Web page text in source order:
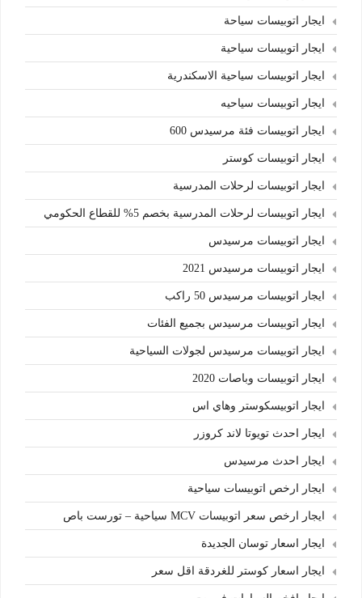
ايجار اتوبيسات سياحة
ايجار اتوبيسات سياحية
ايجار اتوبيسات سياحية الاسكندرية
ايجار اتوبيسات سياحيه
ايجار اتوبيسات فئة مرسيدس 600
ايجار اتوبيسات كوستر
ايجار اتوبيسات لرحلات المدرسية
ايجار اتوبيسات لرحلات المدرسية بخصم 5% للقطاع الحكومي
ايجار اتوبيسات مرسيدس
ايجار اتوبيسات مرسيدس 2021
ايجار اتوبيسات مرسيدس 50 راكب
ايجار اتوبيسات مرسيدس بجميع الفئات
ايجار اتوبيسات مرسيدس لجولات السياحية
ايجار اتوبيسات وباصات 2020
ايجار اتوبيسكوستر وهاي اس
ايجار احدث تويوتا لاند كروزر
ايجار احدث مرسيدس
ايجار ارخص اتوبيسات سياحية
ايجار ارخص سعر اتوبيسات MCV سياحية – تورست باص
ايجار اسعار توسان الجديدة
ايجار اسعار كوستر للغردقة اقل سعر